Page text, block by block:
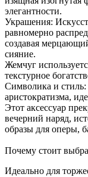
элегантности.
Украшения:
равномерно
создавая
сияние.
Жемчуг
текстурное
Символика и стиль:
аристократизма,
Этот аксессуар
вечерний наряд,
образы для оперы,
Почему стоит
Идеально для